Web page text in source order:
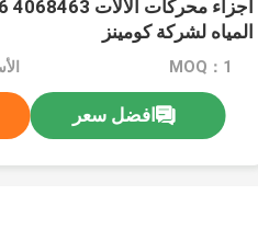
المياه لشركة كومينز
MOQ：1
افضل سعر